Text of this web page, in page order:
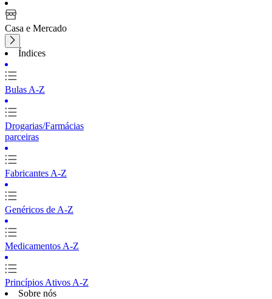
Casa e Mercado
Índices
Bulas A-Z
Drogarias/Farmácias
parceiras
Fabricantes A-Z
Genéricos de A-Z
Medicamentos A-Z
Princípios Ativos A-Z
Sobre nós